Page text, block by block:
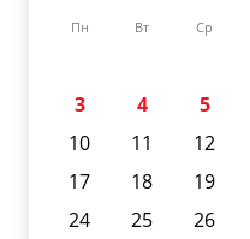
Пн Вт Ср
3
4 5
10
11 12
17
18 19
24
25 26